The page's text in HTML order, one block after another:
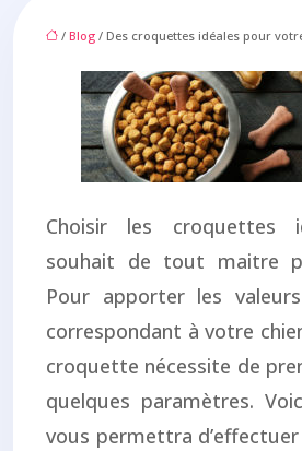
/ Blog / Des croquettes idéales pour
Choisir les croquettes
souhait de tout maitre
Pour apporter les
correspondant à votre
croquette nécessite de
quelques paramètres.
vous permettra